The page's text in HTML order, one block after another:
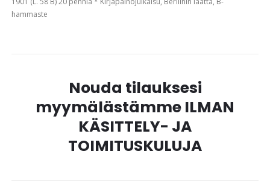
hammaste
Nouda tilauksesi
myymälästämme ILMAN
KÄSITTELY- JA
TOIMITUSKULUJA